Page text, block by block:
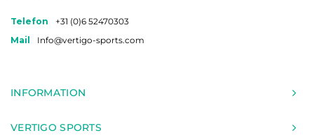
Telefon
+31 (0)6 52470303
Mail
Info@vertigo-sports.com
INFORMATION
VERTIGO SPORTS